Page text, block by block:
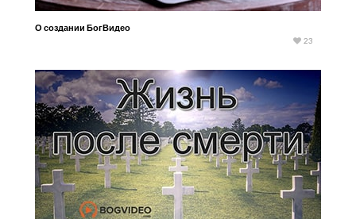
О создании БогВидео
23